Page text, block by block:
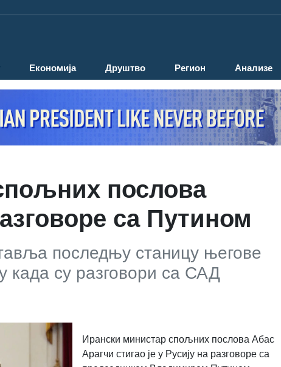
Економија Друштво Регион Анализе
послова
са Путином
последњу станицу његове
када су разговори са САД
Ирански министар спољних послова Абас
Арагчи стигао је у Русију на разговоре са